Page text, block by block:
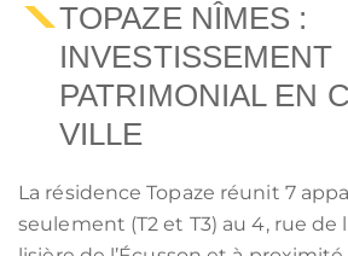
TOPAZE NÎMES :
INVESTISSEMENT
PATRIMONIAL EN
VILLE
La résidence Topaze réunit 7
seulement (T2 et T3) au 4, rue de